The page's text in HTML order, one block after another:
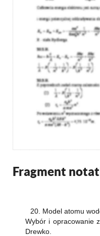
Fragment
20. Model atomu
Wybór i opracowanie
Drewko.